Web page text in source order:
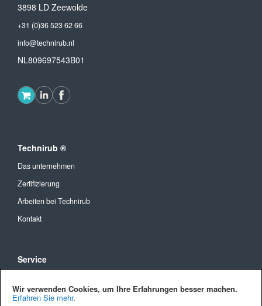
Wir verwenden Cookies, um Ihre Erfahrungen besser machen.
Erfahren Sie mehr.
3898 LD Zeewolde
+31 (0)36 523 62 66
info@technirub.nl
NL809697543B01
Technirub ®
Das unternehmen
Zertifizierung
Arbeiten bei Technirub
Kontakt
Service
Versandkosten und Lieferung